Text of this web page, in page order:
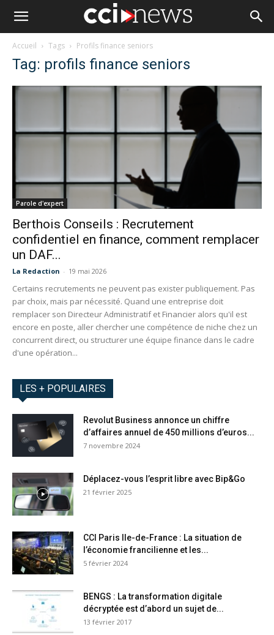
Accueil Tags Profils finance seniors
Tag: profils finance seniors
Parole d'expert
Berthois Conseils : Recrutement
confidentiel en finance, comment remplacer
un DAF...
La Redaction - 19 mai 2026
Certains recrutements ne peuvent pas exister publiquement. Pas
par choix, mais par nécessité. Quand une entreprise doit
remplacer son Directeur Administratif et Financier alors qu'il est
encore en poste, aller chercher une compétence de niche chez un
concurrent direct, ou structurer une équipe finance dans le cadre
d'une opération...
LES + POPULAIRES
Revolut Business annonce un chiffre
d’affaires annuel de 450 millions d’euros...
7 novembre 2024
Déplacez-vous l’esprit libre avec Bip&Go
21 février 2025
CCI Paris Ile-de-France : La situation de
l’économie francilienne et les...
5 février 2024
BENGS : La transformation digitale
décryptée est d’abord un sujet de...
13 février 2017